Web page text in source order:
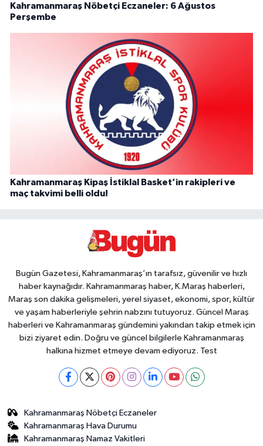
Kahramanmaraş Nöbetçi Eczaneler: 6 Ağustos
Perşembe
Kahramanmaraş Kipaş İstiklal Basket’in rakipleri ve
maç takvimi belli oldu!
Bugün Gazetesi, Kahramanmaraş’ın tarafsız, güvenilir ve hızlı
haber kaynağıdır. Kahramanmaraş haber, K.Maraş haberleri,
Maraş son dakika gelişmeleri, yerel siyaset, ekonomi, spor, kültür
ve yaşam haberleriyle şehrin nabzını tutuyoruz. Güncel Maraş
haberleri ve Kahramanmaraş gündemini yakından takip etmek için
bizi ziyaret edin. Doğru ve güncel bilgilerle Kahramanmaraş
halkına hizmet etmeye devam ediyoruz. Test
Kahramanmaraş Nöbetçi Eczaneler
Kahramanmaraş Hava Durumu
Kahramanmaraş Namaz Vakitleri